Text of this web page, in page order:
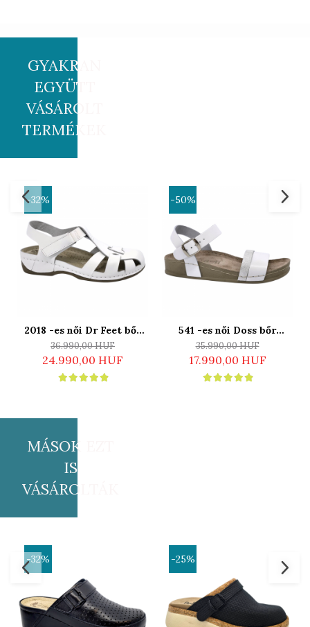
GYAKRAN
EGYÜTT
VÁSÁROLT
TERMÉKEK
-32%
2018 -es női Dr Feet bőr
szandál - fehér
36.990,00 HUF
24.990,00 HUF
-50%
541 -es női Doss bőr
szandál - fehér
35.990,00 HUF
17.990,00 HUF
MÁSOK EZT
IS
VÁSÁROLTÁK
-32% -25%